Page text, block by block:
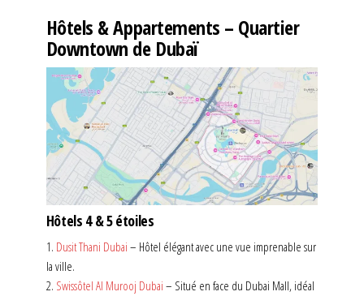
Hôtels & Appartements – Quartier
Downtown de Dubaï
Hôtels 4 & 5 étoiles
1. Dusit Thani Dubai – Hôtel élégant avec une vue imprenable sur
la ville.
2. Swissôtel Al Murooj Dubai – Situé en face du Dubai Mall, idéal